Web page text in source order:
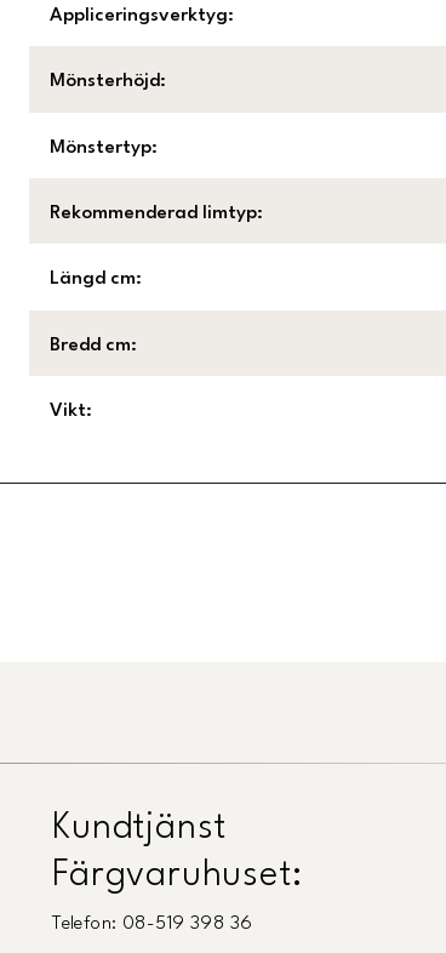
Appliceringsverktyg:
Mönsterhöjd:
Mönstertyp:
Rekommenderad limtyp:
Längd cm:
Bredd cm:
Vikt:
Kundtjänst
Färgvaruhuset:
Telefon: 08-519 398 36